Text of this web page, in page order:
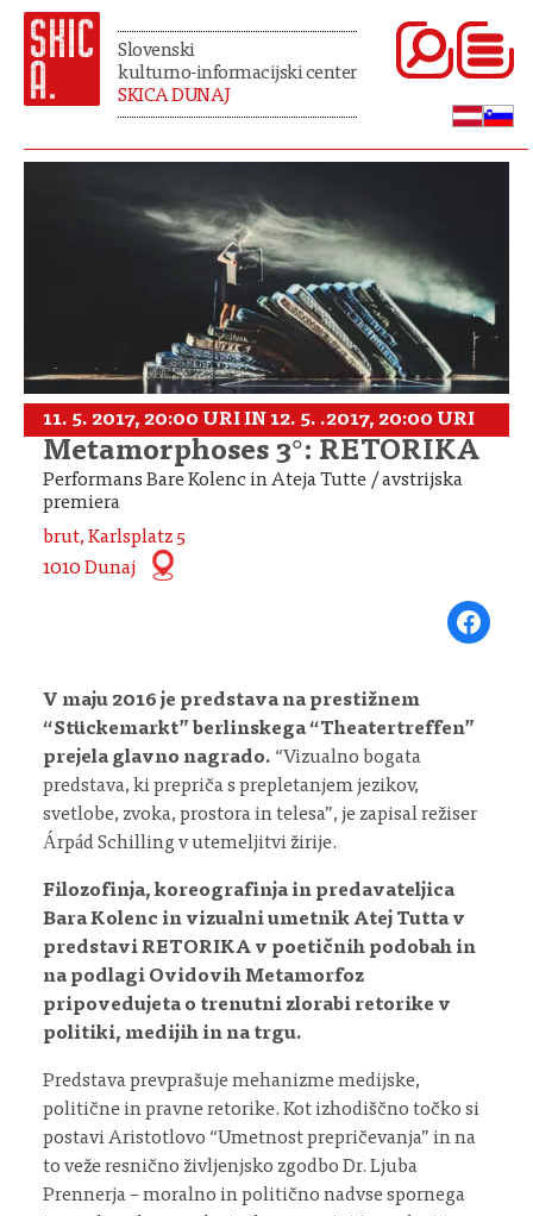
Slovenski
kulturno-informacijski center
SKICA DUNAJ
11. 5. 2017, 20:00 URI IN 12. 5. .2017, 20:00 URI
Metamorphoses 3°: RETORIKA
Performans Bare Kolenc in Ateja Tutte / avstrijska
premiera
brut, Karlsplatz 5
1010 Dunaj
Share on
V maju 2016 je predstava na prestižnem
“Stückemarkt” berlinskega “Theatertreffen”
prejela glavno nagrado. “Vizualno bogata
predstava, ki prepriča s prepletanjem jezikov,
svetlobe, zvoka, prostora in telesa”, je zapisal režiser
Árpád Schilling v utemeljitvi žirije.
Filozofinja, koreografinja in predavateljica
Bara Kolenc in vizualni umetnik Atej Tutta v
predstavi RETORIKA v poetičnih podobah in
na podlagi Ovidovih Metamorfoz
pripovedujeta o trenutni zlorabi retorike v
politiki, medijih in na trgu.
Predstava prevprašuje mehanizme medijske,
politične in pravne retorike. Kot izhodiščno točko si
postavi Aristotlovo “Umetnost prepričevanja” in na
to veže resnično življenjsko zgodbo Dr. Ljuba
Prennerja – moralno in politično nadvse spornega